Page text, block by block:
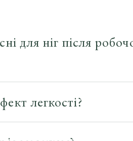
для ніг після
неймовірної легкості,
легкості?
активних